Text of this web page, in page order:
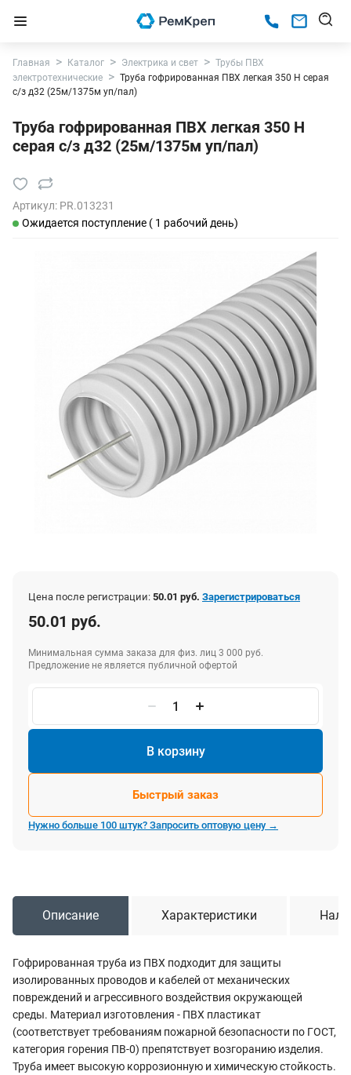
Главная Каталог Электрика и свет
Трубы ПВХ
электротехнические
Труба гофрированная ПВХ легкая 350 Н серая
с/з д32 (25м/1375м уп/пал)
Труба гофрированная ПВХ легкая 350 Н
серая с/з д32 (25м/1375м уп/пал)
Артикул: PR.013231
Ожидается поступление ( 1 рабочий день)
Цена после регистрации: 50.01 руб. Зарегистрироваться
50.01 руб.
Минимальная сумма заказа для физ. лиц 3 000 руб.
Предложение не является публичной офертой
В корзину
Быстрый заказ
Нужно больше 100 штук? Запросить оптовую цену →
Описание Характеристики
Гофрированная труба из ПВХ подходит для защиты
изолированных проводов и кабелей от механических
повреждений и агрессивного воздействия окружающей
среды. Материал изготовления - ПВХ пластикат
(соответствует требованиям пожарной безопасности по ГОСТ,
категория горения ПВ-0) препятствует возгоранию изделия.
Труба имеет высокую коррозионную и химическую стойкость.